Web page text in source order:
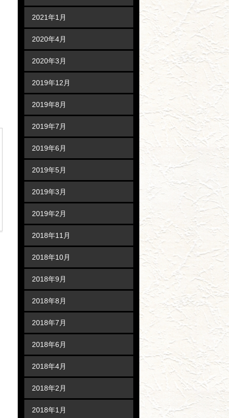
2021年1月
2020年4月
2020年3月
2019年12月
2019年8月
2019年7月
2019年6月
2019年5月
2019年3月
2019年2月
2018年11月
2018年10月
2018年9月
2018年8月
2018年7月
2018年6月
2018年4月
2018年2月
2018年1月